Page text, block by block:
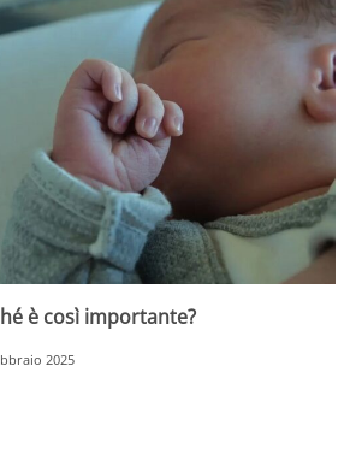
è così importante?
2025